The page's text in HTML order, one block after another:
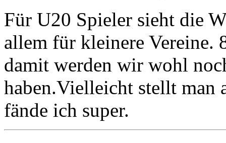
Für U20 Spieler sieht die
allem für kleinere Vereine.
damit werden wir wohl
haben.Vielleicht stellt man
fände ich super.